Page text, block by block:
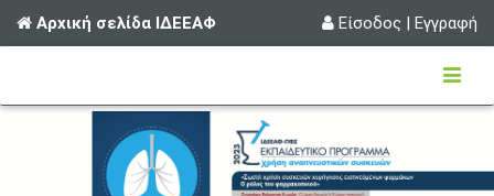
Αρχική σελίδα ΙΔΕΕΑΦ Είσοδος | Εγγραφή